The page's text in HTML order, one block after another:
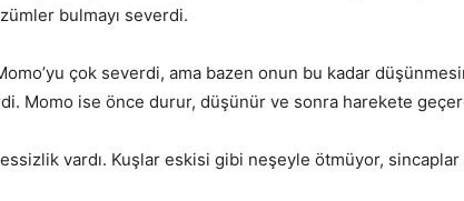
bulmayı severdi.
çok severdi, ama bazen onun bu kadar
Momo ise önce durur, düşünür ve sonra harekete
vardı. Kuşlar eskisi gibi neşeyle ötmüyor,